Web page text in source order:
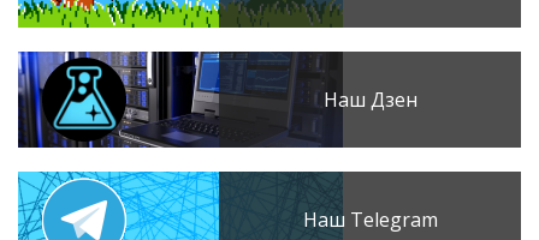
Наш Дзен
Наш Telegram